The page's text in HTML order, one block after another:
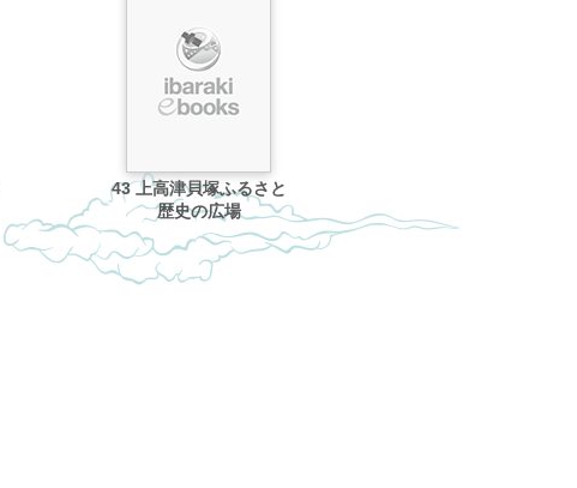
43 上高津貝塚ふるさと
歴史の広場